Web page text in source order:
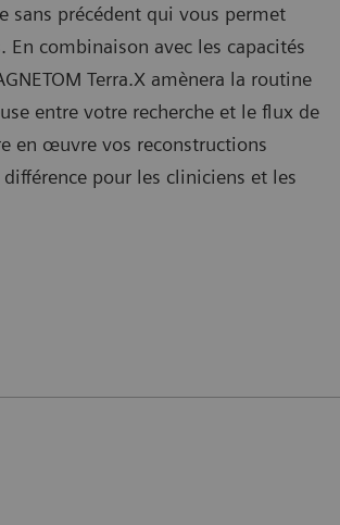
sans précédent qui vous permet
combinaison avec les capacités
Terra.X amènera la routine
entre votre recherche et le flux de
en œuvre vos reconstructions
différence pour les cliniciens et les